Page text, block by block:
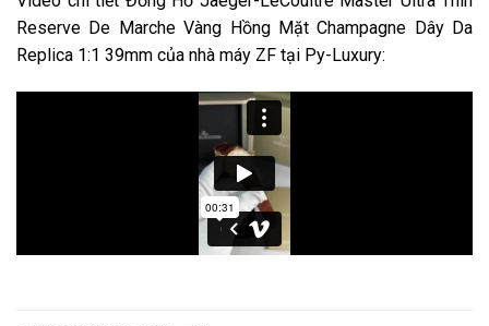
Reserve De Marche Vàng Hồng Mặt Champagne Dây Da
Replica 1:1 39mm của nhà máy ZF tại Py-Luxury: